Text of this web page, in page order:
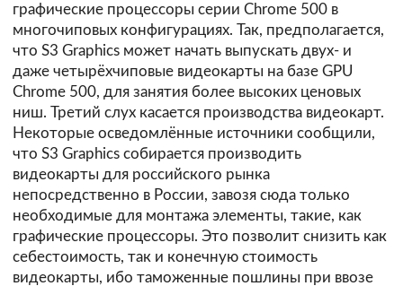
графические процессоры серии Chrome 500 в
многочиповых конфигурациях. Так, предполагается,
что S3 Graphics может начать выпускать двух- и
даже четырёхчиповые видеокарты на базе GPU
Chrome 500, для занятия более высоких ценовых
ниш. Третий слух касается производства видеокарт.
Некоторые осведомлённые источники сообщили,
что S3 Graphics собирается производить
видеокарты для российского рынка
непосредственно в России, завозя сюда только
необходимые для монтажа элементы, такие, как
графические процессоры. Это позволит снизить как
себестоимость, так и конечную стоимость
видеокарты, ибо таможенные пошлины при ввозе